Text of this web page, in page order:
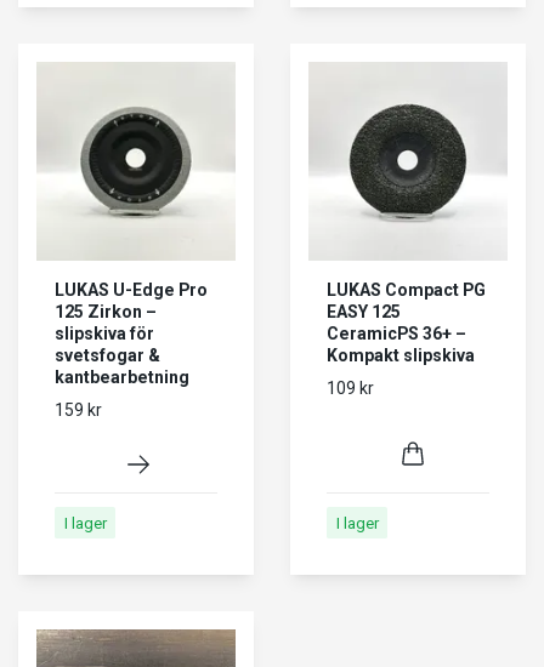
LUKAS U-Edge Pro
125 Zirkon –
slipskiva för
svetsfogar &
kantbearbetning
159 kr
I lager
LUKAS Compact PG
EASY 125
CeramicPS 36+ –
Kompakt slipskiva
109 kr
I lager